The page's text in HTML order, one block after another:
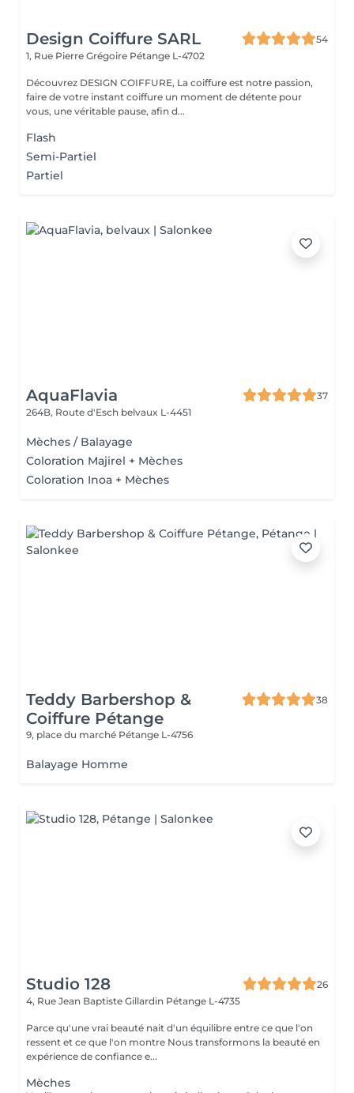
Design Coiffure SARL
54
1, Rue Pierre Grégoire Pétange L-4702
Découvrez DESIGN COIFFURE, La coiffure est notre passion,
faire de votre instant coiffure un moment de détente pour
vous, une véritable pause, afin d...
Flash
Semi-Partiel
Partiel
AquaFlavia
37
264B, Route d'Esch belvaux L-4451
Mèches / Balayage
Coloration Majirel + Mèches
Coloration Inoa + Mèches
Teddy Barbershop &
Coiffure Pétange
38
9, place du marché Pétange L-4756
Balayage Homme
Studio 128
26
4, Rue Jean Baptiste Gillardin Pétange L-4735
Parce qu'une vrai beauté nait d'un équilibre entre ce que l'on
ressent et ce que l'on montre Nous transformons la beauté en
expérience de confiance e...
Mèches